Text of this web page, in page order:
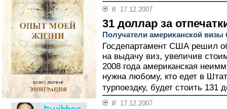
// 17.12.2007
31 доллар за
Получатели американской
Госдепартамент США решил
на выдачу виз, увеличив
2008 года американская
нужна любому, кто едет в
турпоездку, будет стоить
// 17.12.2007